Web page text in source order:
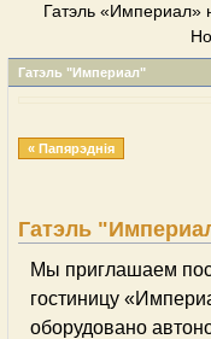
Гатэль «Империал»
Гатэль "Империал"
« Папярэднія
Гатэль
Мы приглашаем
гостиницу
оборудовано